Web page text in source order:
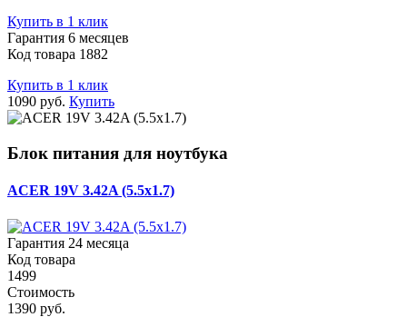
Купить в 1 клик
Гарантия 6 месяцев
Код товара 1882
Купить в 1 клик
1090 руб. Купить
Блок питания для ноутбука
ACER 19V 3.42A (5.5x1.7)
Гарантия 24 месяца
Код товара
1499
Стоимость
1390 руб.